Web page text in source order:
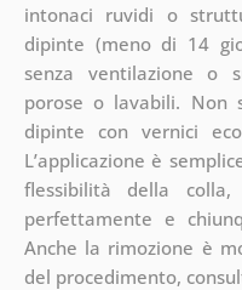
intonaci ruvidi o
dipinte (meno di 14
senza ventilazione o
porose o lavabili. Non
dipinte con vernici
L’applicazione è
flessibilità della
perfettamente e
Anche la rimozione è
del procedimento,